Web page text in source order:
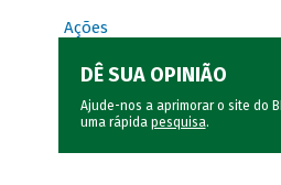
Ações
DÊ SUA OPINIÃO
Ajude-nos a aprimorar o site do
uma rápida pesquisa.